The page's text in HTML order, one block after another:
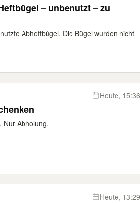
– unbenutzt – zu
Abheftbügel. Die Bügel wurden nicht
Heute, 15:36
Nur Abholung.
Heute, 13:29